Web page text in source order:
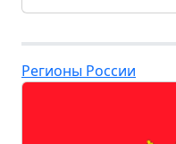
Регионы России